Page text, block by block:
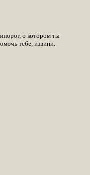
о котором ты
тебе, извини.